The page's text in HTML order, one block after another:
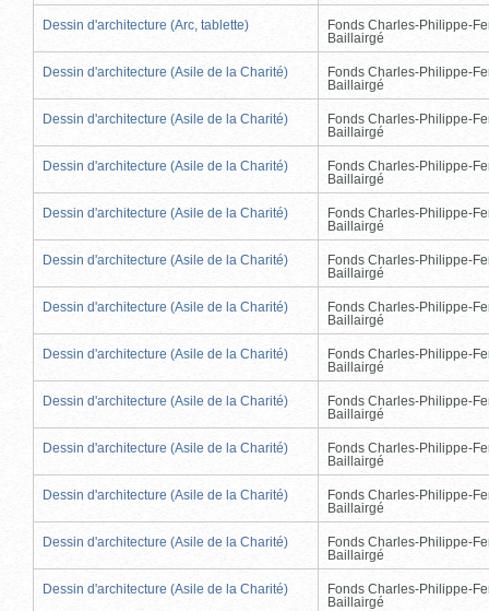
Dessin d'architecture (Arc, tablette)
Fonds Charles-Philippe-
Baillairgé
Dessin d'architecture (Asile de la Charité)
Fonds Charles-Philippe-
Baillairgé
Dessin d'architecture (Asile de la Charité)
Fonds Charles-Philippe-
Baillairgé
Dessin d'architecture (Asile de la Charité)
Fonds Charles-Philippe-
Baillairgé
Dessin d'architecture (Asile de la Charité)
Fonds Charles-Philippe-
Baillairgé
Dessin d'architecture (Asile de la Charité)
Fonds Charles-Philippe-
Baillairgé
Dessin d'architecture (Asile de la Charité)
Fonds Charles-Philippe-
Baillairgé
Dessin d'architecture (Asile de la Charité)
Fonds Charles-Philippe-
Baillairgé
Dessin d'architecture (Asile de la Charité)
Fonds Charles-Philippe-
Baillairgé
Dessin d'architecture (Asile de la Charité)
Fonds Charles-Philippe-
Baillairgé
Dessin d'architecture (Asile de la Charité)
Fonds Charles-Philippe-
Baillairgé
Dessin d'architecture (Asile de la Charité)
Fonds Charles-Philippe-
Baillairgé
Dessin d'architecture (Asile de la Charité)
Fonds Charles-Philippe-
Baillairgé